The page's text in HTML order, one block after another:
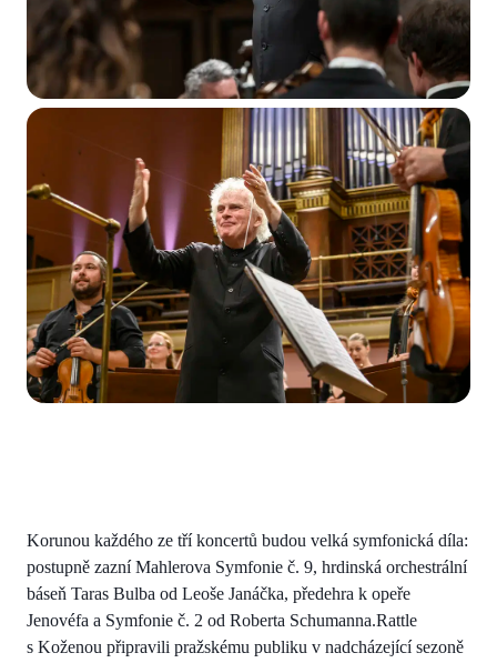
Korunou každého ze tří koncertů budou velká symfonická díla:
postupně zazní Mahlerova Symfonie č. 9, hrdinská orchestrální
báseň Taras Bulba od Leoše Janáčka, předehra k opeře
Jenovéfa a Symfonie č. 2 od Roberta Schumanna.Rattle
s Koženou připravili pražskému publiku v nadcházející sezoně